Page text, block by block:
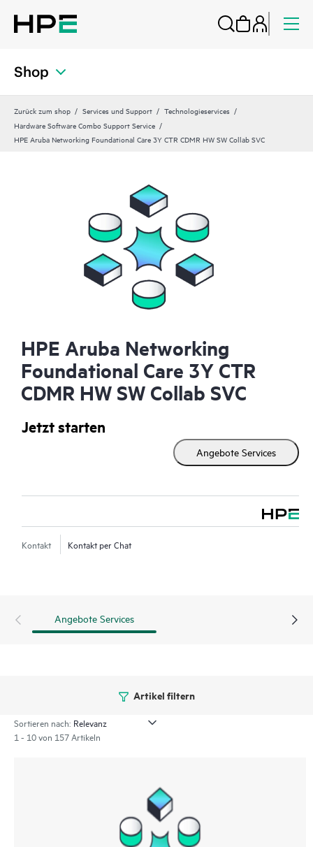
Shop
Zurück zum shop Services und Support
Technologieservices
Hardware Software Combo Support Service
HPE Aruba Networking Foundational Care 3Y CTR CDMR HW SW Collab SVC
HPE Aruba Networking
Foundational Care 3Y CTR
CDMR HW SW Collab SVC
Jetzt starten
Angebote Services
Kontakt Kontakt per Chat
Angebote Services
Artikel filtern
Sortieren nach:
1 - 10 von 157 Artikeln